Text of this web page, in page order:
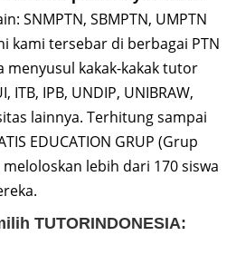
SNMPTN, SBMPTN, UMPTN
kami tersebar di berbagai PTN
menyusul kakak-kakak tutor
IPB, UNDIP, UNIBRAW,
lainnya. Terhitung sampai
EDUCATION GRUP (Grup
lebih dari 170 siswa
TUTORINDONESIA: